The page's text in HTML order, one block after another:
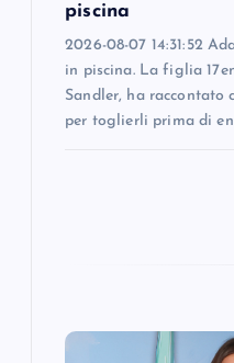
piscina
2026-08-07 14:31:52
in piscina. La figlia
Sandler, ha
per toglierli prima di